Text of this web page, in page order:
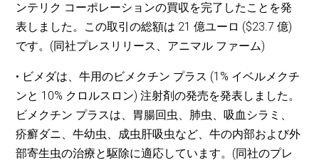
ンテリク コーポレーションの買収を完了したことを発
表しました。この取引の総額は 21 億ユーロ ($23.7 億)
です。(同社プレスリリース、アニマル ファーム)
• ビメダは、牛用のビメクチン プラス (1% イベルメクチ
ンと 10% クロルスロン) 注射剤の発売を発表しました。
ビメクチン プラスは、胃腸回虫、肺虫、吸血シラミ、
疥癬ダニ、牛幼虫、成虫肝吸虫など、牛の内部および外
部寄生虫の治療と駆除に適応しています。(同社のプレ